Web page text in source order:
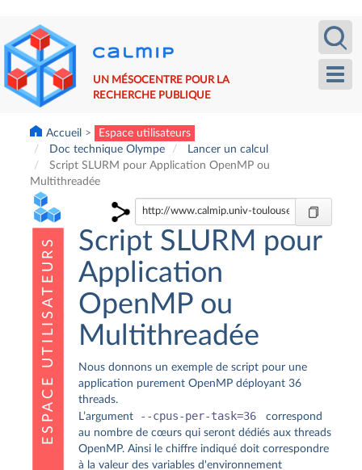
au
contenu
principal
UN MÉSOCENTRE POUR LA
RECHERCHE PUBLIQUE
Accueil
Espace utilisateurs
Doc technique Olympe
Lancer un calcul
Script SLURM pour Application OpenMP ou
Multithreadée
Script SLURM pour
Application
OpenMP ou
Multithreadée
Nous donnons un exemple de script pour une
application purement OpenMP déployant 36
threads.
L’argument
--cpus-per-task=36
correspond
au nombre de cœurs qui seront dédiés aux threads
OpenMP. Ainsi le chiffre indiqué doit correspondre
à la valeur des variables d'environnement